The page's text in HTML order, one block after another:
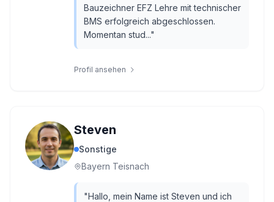
Bauzeichner EFZ Lehre mit technischer
BMS erfolgreich abgeschlossen.
Momentan stud..."
Profil ansehen
Steven
Sonstige
Bayern Teisnach
"Hallo, mein Name ist Steven und ich